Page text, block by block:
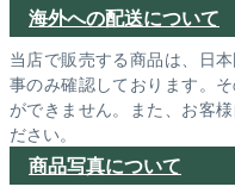
海外への配送について
当店で販売する商品は、日
事のみ確認しております。
ができません。また、お客
ださい。
商品写真について